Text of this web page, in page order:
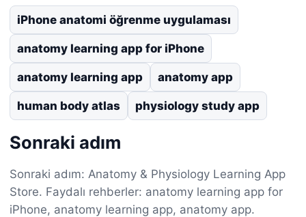
iPhone anatomi öğrenme uygulaması
anatomy learning app for iPhone
anatomy learning app anatomy app
human body atlas physiology study app
Sonraki adım
Sonraki adım: Anatomy & Physiology Learning App
Store. Faydalı rehberler: anatomy learning app for
iPhone, anatomy learning app, anatomy app.